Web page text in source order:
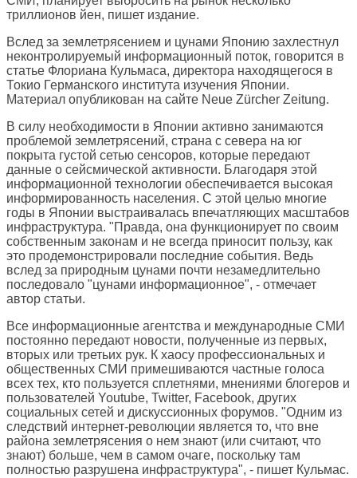
триллионов йен, пишет издание.
Вслед за землетрясением и цунами Японию захлестнул
неконтролируемый информационный поток, говорится в
статье Флориана Кульмаса, директора находящегося в
Токио Германского института изучения Японии.
Материал опубликован на сайте Neue Zürcher Zeitung.
В силу необходимости в Японии активно занимаются
проблемой землетрясений, страна с севера на юг
покрыта густой сетью сенсоров, которые передают
данные о сейсмической активности. Благодаря этой
информационной технологии обеспечивается высокая
информированность населения. С этой целью многие
годы в Японии выстраивалась впечатляющих масштабов
инфраструктура. "Правда, она функционирует по своим
собственным законам и не всегда приносит пользу, как
это продемонстрировали последние события. Ведь
вслед за природным цунами почти незамедлительно
последовало "цунами информационное", - отмечает
автор статьи.
Все информационные агентства и международные СМИ
постоянно передают новости, полученные из первых,
вторых или третьих рук. К хаосу профессиональных и
общественных СМИ примешиваются частные голоса
всех тех, кто пользуется сплетнями, мнениями блогеров и
пользователей Youtube, Twitter, Facebook, других
социальных сетей и дискуссионных форумов. "Одним из
следствий интернет-революции является то, что вне
района землетрясения о нем знают (или считают, что
знают) больше, чем в самом очаге, поскольку там
полностью разрушена инфраструктура", - пишет Кульмас.